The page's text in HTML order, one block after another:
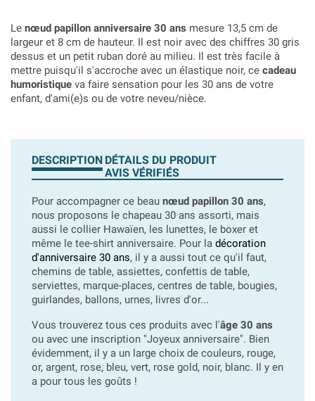
Le nœud papillon anniversaire 30 ans mesure 13,5 cm de
largeur et 8 cm de hauteur. Il est noir avec des chiffres 30 gris
dessus et un petit ruban doré au milieu. Il est très facile à
mettre puisqu'il s'accroche avec un élastique noir, ce cadeau
humoristique va faire sensation pour les 30 ans de votre
enfant, d'ami(e)s ou de votre neveu/nièce.
DESCRIPTION DÉTAILS DU PRODUIT
AVIS VÉRIFIÉS
Pour accompagner ce beau nœud papillon 30 ans,
nous proposons le chapeau 30 ans assorti, mais
aussi le collier Hawaïen, les lunettes, le boxer et
même le tee-shirt anniversaire. Pour la décoration
d'anniversaire 30 ans, il y a aussi tout ce qu'il faut,
chemins de table, assiettes, confettis de table,
serviettes, marque-places, centres de table, bougies,
guirlandes, ballons, urnes, livres d'or...
Vous trouverez tous ces produits avec l'âge 30 ans
ou avec une inscription "Joyeux anniversaire". Bien
évidemment, il y a un large choix de couleurs, rouge,
or, argent, rose, bleu, vert, rose gold, noir, blanc. Il y en
a pour tous les goûts !